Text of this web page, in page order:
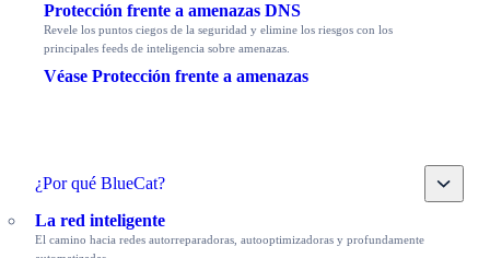
Protección frente a amenazas DNS
Revele los puntos ciegos de la seguridad y elimine los riesgos con los
principales feeds de inteligencia sobre amenazas.
Véase Protección frente a amenazas
¿Por qué BlueCat? Toggle
La red inteligente
El camino hacia redes autorreparadoras, autooptimizadoras y profundamente